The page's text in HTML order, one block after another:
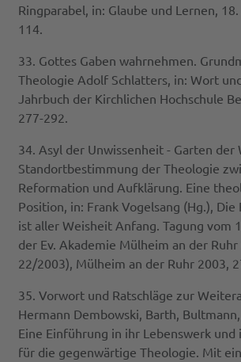
Ringparabel, in: Glaube und Lernen,
114.
33. Gottes Gaben wahrnehmen.
Theologie Adolf Schlatters, in: Wort
Jahrbuch der Kirchlichen Hochschule
277-292.
34. Asyl der Unwissenheit - Garten der
Standortbestimmung der Theologie
Reformation und Aufklärung. Eine
Position, in: Frank Vogelsang (Hg.),
ist aller Weisheit Anfang. Tagung vom
der Ev. Akademie Mülheim an der
22/2003), Mülheim an der Ruhr 2003,
35. Vorwort und Ratschläge zur
Hermann Dembowski, Barth,
Eine Einführung in ihr Lebenswerk und
für die gegenwärtige Theologie. Mit